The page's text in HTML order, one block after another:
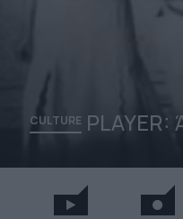
CULTURE PLAYER: